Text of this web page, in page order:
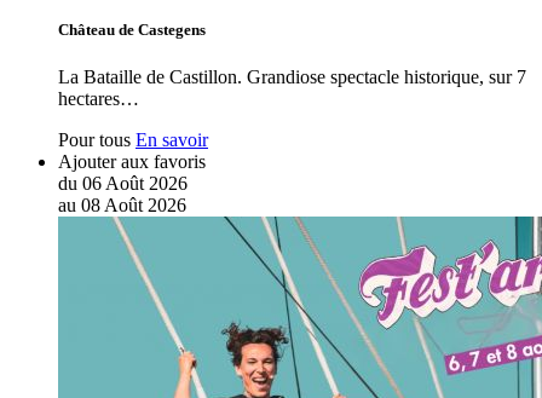
Château de Castegens
La Bataille de Castillon. Grandiose spectacle historique, sur 7
hectares…
Pour tous En savoir
Ajouter aux favoris
du 06 Août 2026
au 08 Août 2026